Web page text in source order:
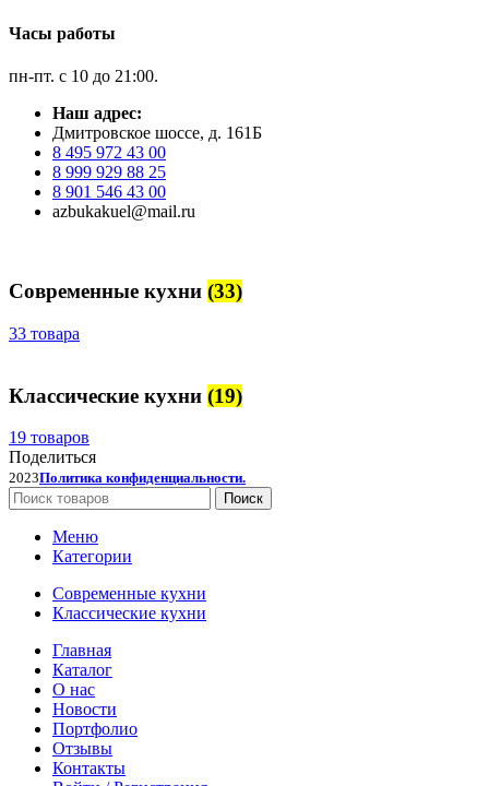
Часы работы
пн-пт. с 10 до 21:00.
Наш адрес:
Дмитровское шоссе, д. 161Б
8 495 972 43 00
8 999 929 88 25
8 901 546 43 00
azbukakuel@mail.ru
Современные кухни (33)
33 товара
Классические кухни (19)
19 товаров
Поделиться
2023Политика конфиденциальности.
Поиск
Меню
Категории
Современные кухни
Классические кухни
Главная
Каталог
О нас
Новости
Портфолио
Отзывы
Контакты